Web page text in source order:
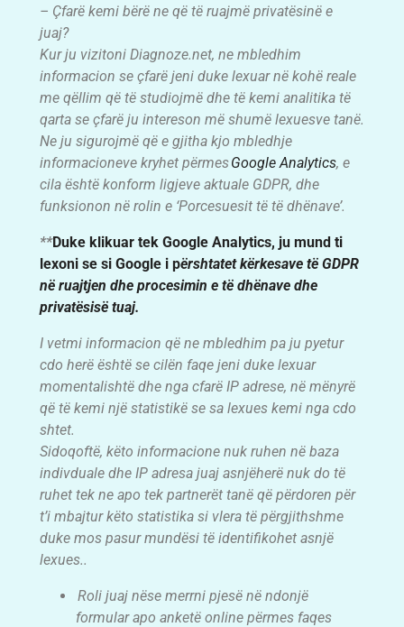
– Çfarë kemi bërë ne që të ruajmë privatësinë e
juaj?
Kur ju vizitoni Diagnoze.net, ne mbledhim
informacion se çfarë jeni duke lexuar në kohë reale
me qëllim që të studiojmë dhe të kemi analitika të
qarta se çfarë ju intereson më shumë lexuesve tanë.
Ne ju sigurojmë që e gjitha kjo mbledhje
informacioneve kryhet përmesGoogle Analytics, e
cila është konform ligjeve aktuale GDPR, dhe
funksionon në rolin e ‘Porcesuesit të të dhënave’.
**Duke klikuar tek Google Analytics, ju mund ti
lexoni se si Google i përshtatet kërkesave të GDPR
në ruajtjen dhe procesimin e të dhënave dhe
privatësisë tuaj.
I vetmi informacion që ne mbledhim pa ju pyetur
cdo herë është se cilën faqe jeni duke lexuar
momentalishtë dhe nga cfarë IP adrese, në mënyrë
që të kemi një statistikë se sa lexues kemi nga cdo
shtet.
Sidoqoftë, këto informacione nuk ruhen në baza
indivduale dhe IP adresa juaj asnjëherë nuk do të
ruhet tek ne apo tek partnerët tanë që përdoren për
t’i mbajtur këto statistika si vlera të përgjithshme
duke mos pasur mundësi të identifikohet asnjë
lexues..
Roli juaj nëse merrni pjesë në ndonjë
formular apo anketë online përmes faqes